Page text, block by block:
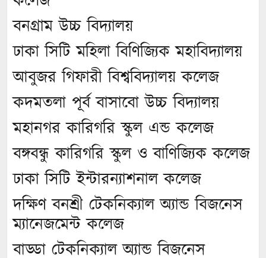
বনগ্রাম উচ্চ বিদ্যালয়
ঢাকা সিটি মহিলা বিণিজ্যিক মহাবিদ্যালয়
আবুজর গিফারী বিশ্ববিদ্যালয় কলেজ
কদমতলা পূর্ব বাসাবো উচ্চ বিদ্যালয়
মহানগর কারিগরি স্কুল এন্ড কলেজ
বঙ্গবন্ধু কারিগরি স্কুল ও বাণিজ্যিক কলেজ
ঢাকা সিটি ইন্টারন্যাশনাল কলেজ
দক্ষিণ বনশ্রী টেকনিক্যাল অ্যান্ড বিজনেস
ম্যানেজমেন্ট কলেজ
বাড্ডা টেকনিক্যাল অ্যান্ড বিজনেস